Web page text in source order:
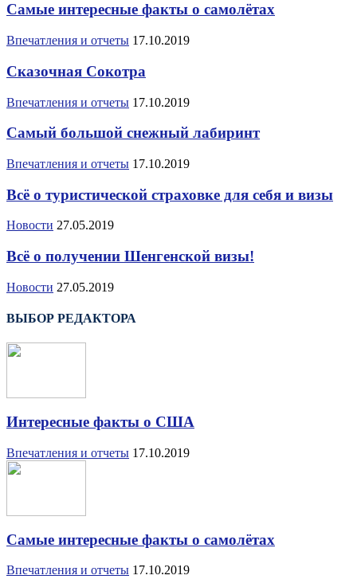
Самые интересные факты о самолётах
Впечатления и отчеты 17.10.2019
Сказочная Сокотра
Впечатления и отчеты 17.10.2019
Самый большой снежный лабиринт
Впечатления и отчеты 17.10.2019
Всё о туристической страховке для себя и визы
Новости 27.05.2019
Всё о получении Шенгенской визы!
Новости 27.05.2019
ВЫБОР РЕДАКТОРА
Интересные факты о США
Впечатления и отчеты 17.10.2019
Самые интересные факты о самолётах
Впечатления и отчеты 17.10.2019